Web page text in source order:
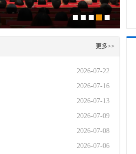
更多>>
2026-07-22
2026-07-16
2026-07-13
2026-07-09
2026-07-08
2026-07-06